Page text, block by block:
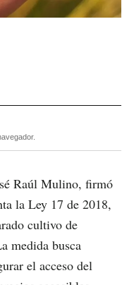
Raúl Mulino, firmó
la Ley 17 de 2018,
cultivo de
medida busca
el acceso del